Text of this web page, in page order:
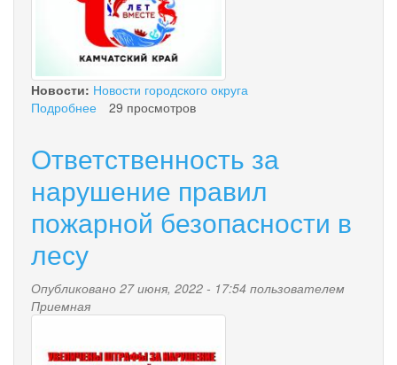
Новости: Новости городского округа
Подробнее
вместе!
29 просмотров
Ответственность за
нарушение правил
пожарной безопасности в
лесу
Опубликовано 27 июня, 2022 - 17:54 пользователем
Приемная